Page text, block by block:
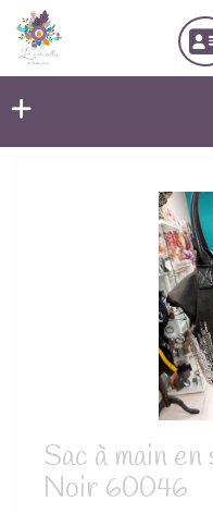
Sac à main
Noir 60046